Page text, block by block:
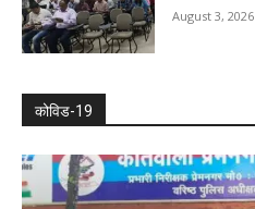
August 3, 2026
कोविड-19